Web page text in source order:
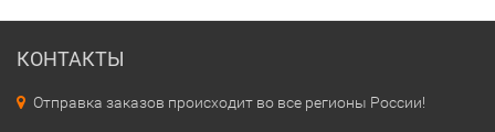
КОНТАКТЫ
Отправка заказов происходит во все регионы России!